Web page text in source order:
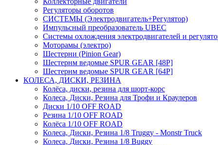
Регуляторы оборотов
СИСТЕМЫ (Электродвигатель+Регулятор)
Импульсный преобразователь UBEC
Системы охлождения электродвигателей и
Моторамы (электро)
Шестерни (Pinion Gear)
Шестернм ведомые SPUR GEAR [48P]
Шестернм ведомые SPUR GEAR [64P]
КОЛЕСА, ДИСКИ, РЕЗИНА
Колёса, диски, резина для шорт-корс
Колеса, Диски, Резина для Трофи и Краулеров
Диски 1/10 OFF ROAD
Резина 1/10 OFF ROAD
Колёса 1/10 OFF ROAD
Колеса, Диски, Резина 1/8 Truggy - Monstr Truck
Колеса, Диски, Резина 1/8 Buggy